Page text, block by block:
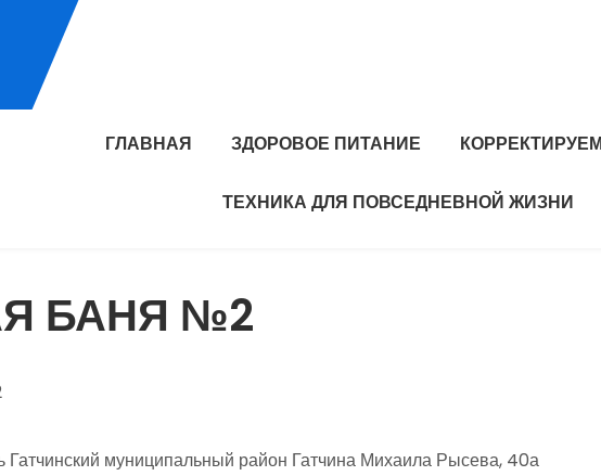
ГЛАВНАЯ ЗДОРОВОЕ ПИТАНИЕ
ТЕХНИКА ДЛЯ ПОВСЕДНЕВНОЙ ЖИЗНИ
БАНЯ №2
Гатчинский муниципальный район Гатчина Михаила Рысева, 40а